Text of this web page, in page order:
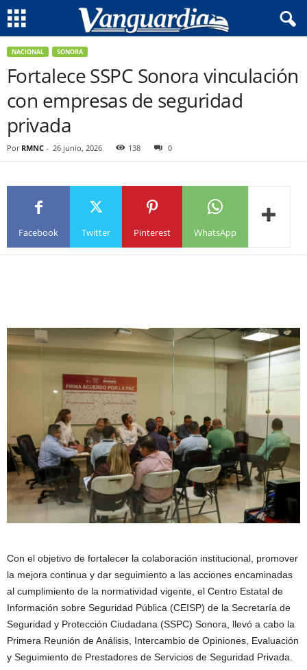
NACIONAL SONORA
Fortalece SSPC Sonora vinculación
con empresas de seguridad
privada
Por RMNC - 26 junio, 2026 138 0
Facebook Twitter Pinterest WhatsApp
Con el objetivo de fortalecer la colaboración institucional, promover
la mejora continua y dar seguimiento a las acciones encaminadas
al cumplimiento de la normatividad vigente, el Centro Estatal de
Información sobre Seguridad Pública (CEISP) de la Secretaría de
Seguridad y Protección Ciudadana (SSPC) Sonora, llevó a cabo la
Primera Reunión de Análisis, Intercambio de Opiniones, Evaluación
y Seguimiento de Prestadores de Servicios de Seguridad Privada.